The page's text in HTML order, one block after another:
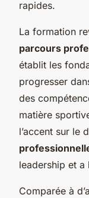
rapides.
La formation
parcours
établit les
progresser
des
matière
l’accent sur le
leadership et a
Comparée à